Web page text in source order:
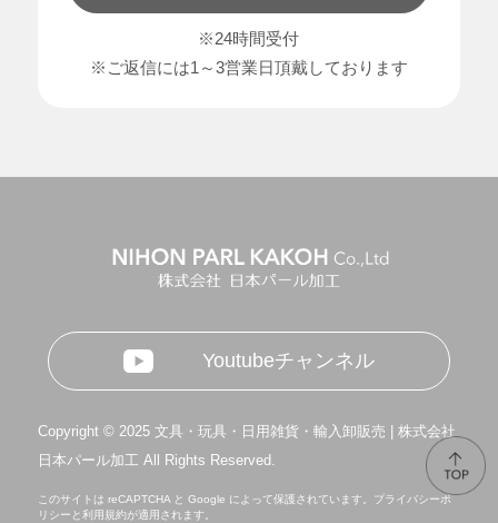
※24時間受付
※ご返信には1～3営業日頂戴しております
Youtubeチャンネル
Copyright © 2025 文具・玩具・日用雑貨・輸入卸販売 | 株式会社
日本パール加工 All Rights Reserved.
このサイトは reCAPTCHA と Google によって保護されています。
プライバシーポ
リシー と利用規約が適用されます。